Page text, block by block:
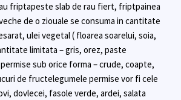
friptapeste slab de rau fiert, friptpainea
de o ziouale se consuma in cantitate
ulei vegetal ( floarea soarelui, soia,
limitata – gris, orez, paste
sub orice forma – crude, coapte,
de fructelegumele permise vor fi cele
dovlecei, fasole verde, ardei, salata